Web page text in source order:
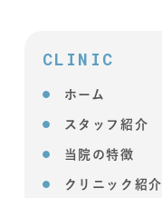
CLINIC
ホーム
スタッフ紹介
当院の特徴
クリニック紹介